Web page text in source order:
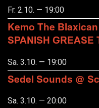
Fr. 2.10. — 19:00
Kemo The
SPANISH GREASE
Sa. 3.10. — 19:00
Sedel Sounds @
Sa. 3.10. — 20:00